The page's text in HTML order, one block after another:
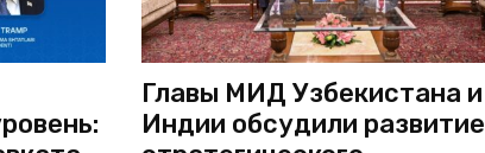
Главы МИД Узбекистана и
Индии обсудили развитие